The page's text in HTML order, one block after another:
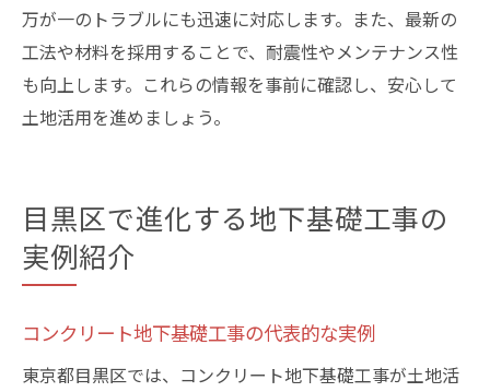
万が一のトラブルにも迅速に対応します。また、最新の
工法や材料を採用することで、耐震性やメンテナンス性
も向上します。これらの情報を事前に確認し、安心して
土地活用を進めましょう。
目黒区で進化する地下基礎工事の
実例紹介
コンクリート地下基礎工事の代表的な実例
東京都目黒区では、コンクリート地下基礎工事が土地活